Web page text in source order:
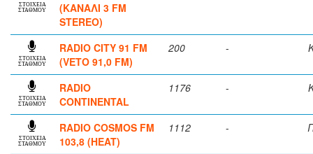
ΣΤΟΙΧΕΙΑ
ΣΤΑΘΜΟΥ
(ΚΑΝΑΛΙ 3 FM
STEREO)
ΣΤΟΙΧΕΙΑ
ΣΤΑΘΜΟΥ
RADIO CITY 91 FM
(VETO 91,0 FM)
200 -
ΣΤΟΙΧΕΙΑ
ΣΤΑΘΜΟΥ
RADIO
CONTINENTAL
1176 -
ΣΤΟΙΧΕΙΑ
ΣΤΑΘΜΟΥ
RADIO COSMOS FM
103,8 (HEAT)
1112 -